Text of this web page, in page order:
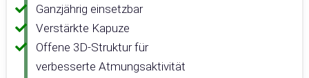
Ganzjährig einsetzbar
Verstärkte Kapuze
Offene 3D-Struktur für
verbesserte Atmungsaktivität